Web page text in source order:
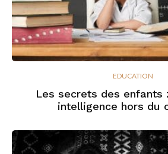
EDUCATION
Les secrets des enfants
intelligence hors du